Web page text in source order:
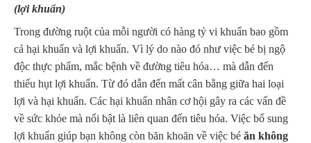
(lợi khuẩn)
Trong đường ruột của mỗi người có hàng tỷ vi khuẩn bao gồm
cả hại khuẩn và lợi khuẩn. Vì lý do nào đó như việc bé bị ngộ
độc thực phẩm, mắc bệnh về đường tiêu hóa… mà dẫn đến
thiếu hụt lợi khuẩn. Từ đó dẫn đến mất cân bằng giữa hai loại
lợi và hại khuẩn. Các hại khuẩn nhân cơ hội gây ra các vấn đề
về sức khỏe mà nổi bật là liên quan đến tiêu hóa. Việc bổ sung
lợi khuẩn giúp bạn không còn băn khoăn về việc bé ăn không